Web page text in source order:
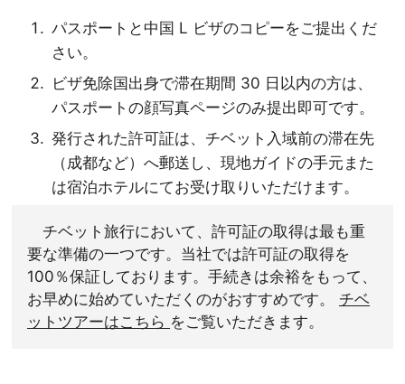
パスポートと中国 L ビザのコピーをご提出くだ
さい。
ビザ免除国出身で滞在期間 30 日以内の方は、
パスポートの顔写真ページのみ提出即可です。
発行された許可証は、チベット入域前の滞在先
（成都など）へ郵送し、現地ガイドの手元また
は宿泊ホテルにてお受け取りいただけます。
チベット旅行において、許可証の取得は最も重
要な準備の一つです。当社では許可証の取得を
100％保証しております。手続きは余裕をもって、
お早めに始めていただくのがおすすめです。 チベ
ットツアーはこちら をご覧いただきます。